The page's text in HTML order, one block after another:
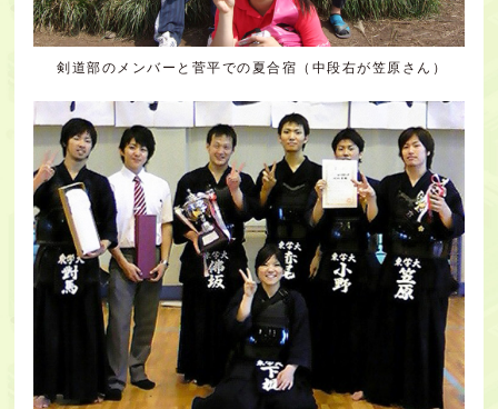
剣道部のメンバーと菅平での夏合宿（中段右が笠原さん）